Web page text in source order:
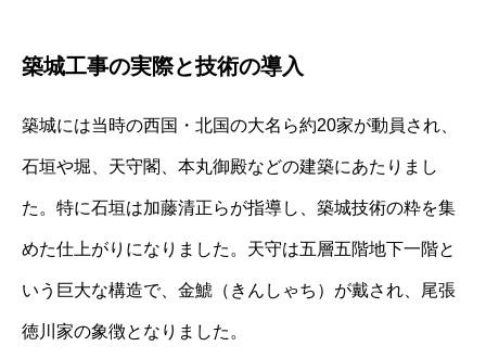
築城工事の実際と技術の導入
築城には当時の西国・北国の大名ら約20家が動員され、
石垣や堀、天守閣、本丸御殿などの建築にあたりまし
た。特に石垣は加藤清正らが指導し、築城技術の粋を集
めた仕上がりになりました。天守は五層五階地下一階と
いう巨大な構造で、金鯱（きんしゃち）が戴され、尾張
徳川家の象徴となりました。